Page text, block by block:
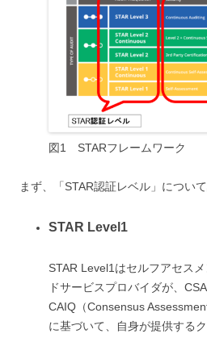
図1 STARフレームワーク
まず、「STAR認証レベル」について
STAR Level1
STAR Level1はセルフアセス
ドサービスプロバイダが、
CAIQ（Consensus
に基づいて、自身が提供する